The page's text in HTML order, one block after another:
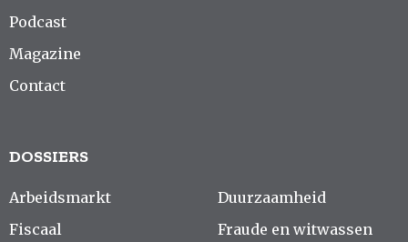
Podcast
Magazine
Contact
DOSSIERS
Arbeidsmarkt
Fiscaal
Duurzaamheid
Fraude en witwassen